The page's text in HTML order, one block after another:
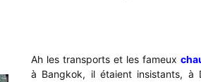
Ah les transports et les fameux
à Bangkok, il étaient insistants, à